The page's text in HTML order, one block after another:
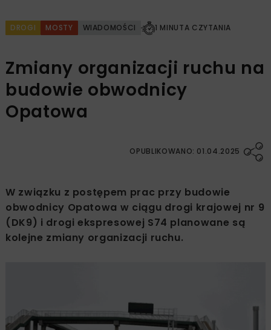
DROGI MOSTY WIADOMOŚCI 1 MINUTA CZYTANIA
Zmiany organizacji ruchu na
budowie obwodnicy
Opatowa
OPUBLIKOWANO: 01.04.2025
W związku z postępem prac przy budowie
obwodnicy Opatowa w ciągu drogi krajowej nr 9
(DK9) i drogi ekspresowej S74 planowane są
kolejne zmiany organizacji ruchu.